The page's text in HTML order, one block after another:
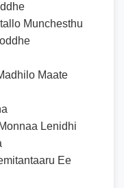
Munchesthu
Maate
Lenidhi
Ee